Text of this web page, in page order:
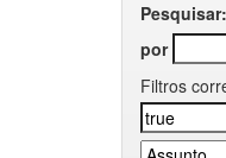
Pesquisar:
por
Filtros